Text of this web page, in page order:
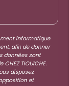
informatique
afin de donner
données sont
TIOUICHE.
disposez
et